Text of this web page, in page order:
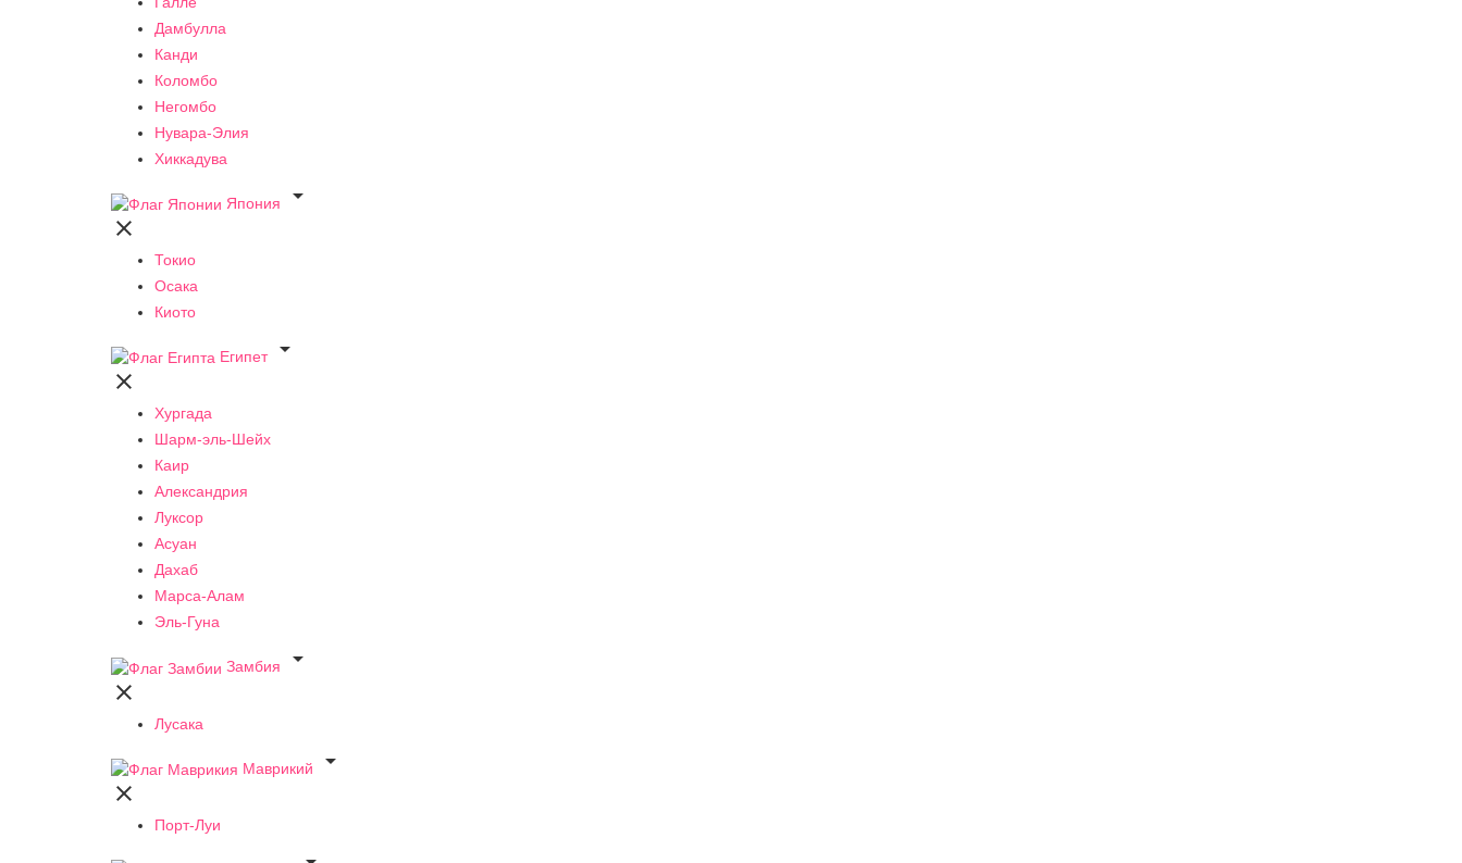
Дамбулла
Канди
Коломбо
Негомбо
Нувара-Элия
Хиккадува
Япония


Токио
Осака
Киото
Египет


Хургада
Шарм-эль-Шейх
Каир
Александрия
Луксор
Асуан
Дахаб
Марса-Алам
Эль-Гуна
Замбия


Лусака
Маврикий


Порт-Луи